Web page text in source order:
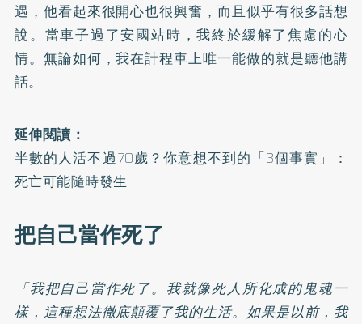
遇，他看起來很開心也很興奮，而且似乎有很多話想
說。當車子過了安國站時，我終於緩解了焦慮的心
情。無論如何，我在計程車上唯一能做的就是聽他講
話。
延伸閱讀：
半數的人活不過70歲？你意想不到的「3個事實」：
死亡可能隨時發生
把自己當作死了
「我把自己當作死了。我就像死人所化成的鬼魂一
樣，這種想法徹底顛覆了我的生活。如果是以前，我